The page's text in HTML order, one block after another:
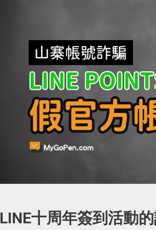
LINE十周年簽到活動